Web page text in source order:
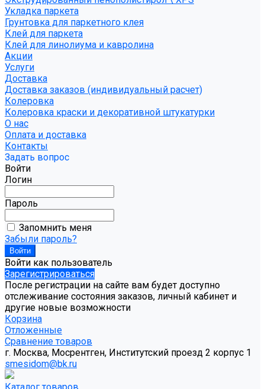
Укладка паркета
Грунтовка для паркетного клея
Клей для паркета
Клей для линолиума и кавролина
Акции
Услуги
Доставка
Доставка заказов (индивидуальный расчет)
Колеровка
Колеровка краски и декоративной штукатурки
О нас
Оплата и доставка
Контакты
Задать вопрос
Войти
Логин
Пароль
Запомнить меня
Забыли пароль?
Войти как пользователь
Зарегистрироваться
После регистрации на сайте вам будет доступно
отслеживание состояния заказов, личный кабинет и
другие новые возможности
Корзина
Отложенные
Сравнение товаров
г. Москва, Мосрентген, Институтский проезд 2 корпус 1
smesidom@bk.ru